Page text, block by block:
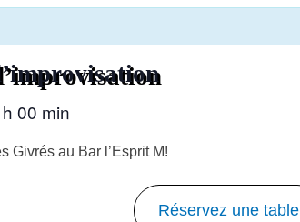
00 min
Givrés au Bar l’Esprit M!
Réservez une table